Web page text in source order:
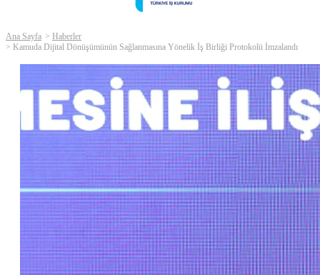
Ana Sayfa
Haberler
Kamuda Dijital Dönüşümünün Sağlanmasına Yönelik İş Birliği Protokolü İmzalandı